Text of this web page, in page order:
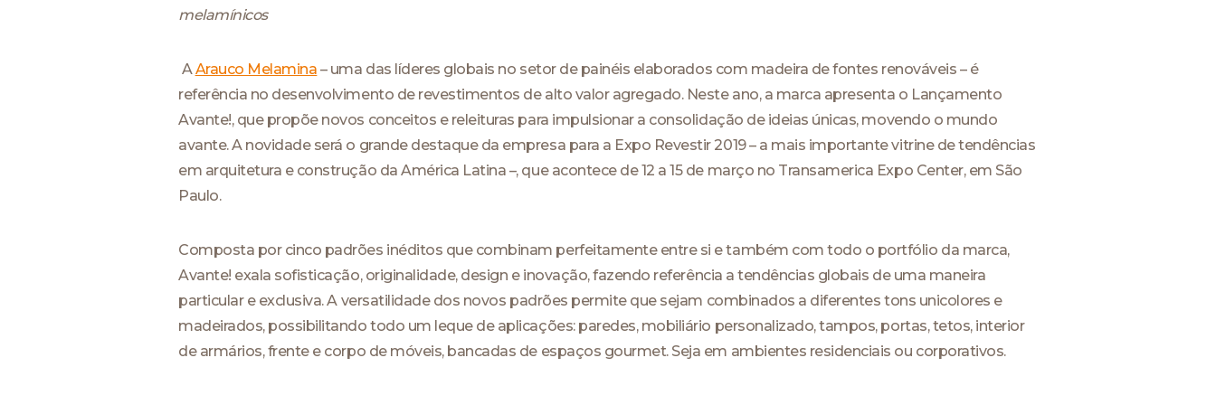
melamínicos
AArauco Melamina – uma das líderes globais no setor de painéis elaborados com madeira de fontes renováveis – é
referência no desenvolvimento de revestimentos de alto valor agregado. Neste ano, a marca apresenta o Lançamento
Avante!, que propõe novos conceitos e releituras para impulsionar a consolidação de ideias únicas, movendo o mundo
avante. A novidade será o grande destaque da empresa para a Expo Revestir 2019 – a mais importante vitrine de tendências
em arquitetura e construção da América Latina –, que acontece de 12 a 15 de março no Transamerica Expo Center, em São
Paulo.
Composta por cinco padrões inéditos que combinam perfeitamente entre si e também com todo o portfólio da marca,
Avante! exala sofisticação, originalidade, design e inovação, fazendo referência a tendências globais de uma maneira
particular e exclusiva. A versatilidade dos novos padrões permite que sejam combinados a diferentes tons unicolores e
madeirados, possibilitando todo um leque de aplicações: paredes, mobiliário personalizado, tampos, portas, tetos, interior
de armários, frente e corpo de móveis, bancadas de espaços gourmet. Seja em ambientes residenciais ou corporativos.